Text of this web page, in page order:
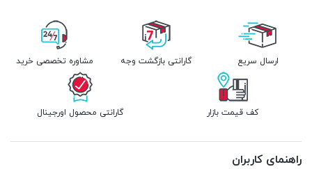
ارسال سریع گارانتی بازگشت وجه مشاوره تخصصی خرید
کف قیمت بازار گارانتی محصول اورجینال
راهنمای کاربران